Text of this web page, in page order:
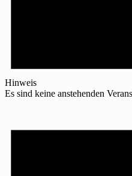
Hinweis
Es sind keine anstehenden